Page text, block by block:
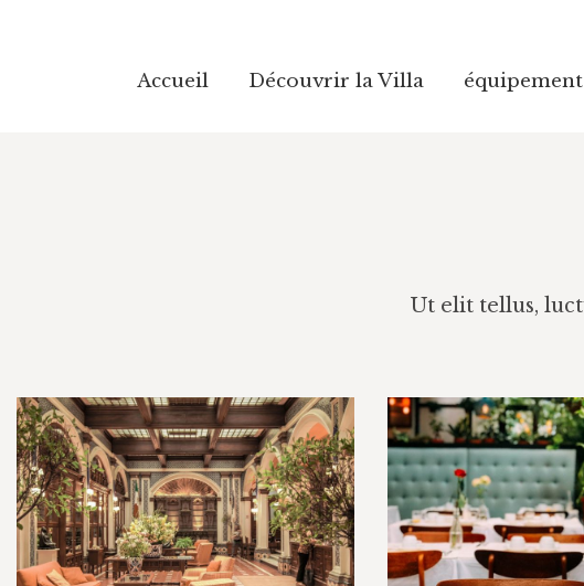
Accueil Découvrir la Villa équipement
Ut elit tellus,
Accueil Découvrir la Villa équipement